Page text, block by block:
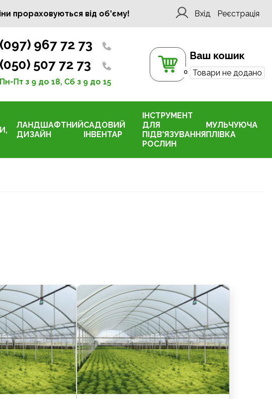
прораховуються від об'єму! Вхід Реєстрація
(097) 967 72 73
(050) 507 72 73
Пн-Пт з 9 до 18, Сб з 9 до 15
0
Ваш кошик
Товари не додано
ЛАНДШАФТНИЙ
ДИЗАЙН
САДОВИЙ
ІНВЕНТАР
ІНСТРУМЕНТ
ДЛЯ
ПІДВ'ЯЗУВАННЯ
РОСЛИН
МУЛЬЧУЮЧА
ПЛІВКА